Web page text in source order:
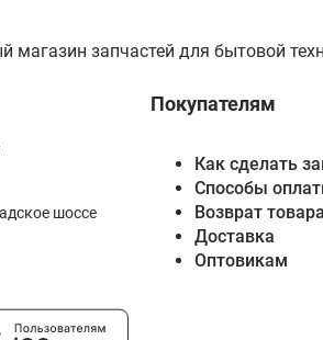
магазин запчастей для бытовой
Покупателям
Как сделать
Способы
Возврат товара
Доставка
Оптовикам
шоссе